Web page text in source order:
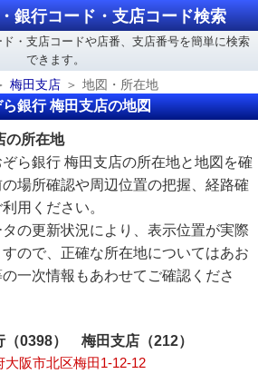
銀行コード・支店コード検索
・支店コードや店番、支店番号を簡単に検索
できます。
梅田支店 地図・所在地
銀行 梅田支店の地図
の所在地
ら銀行 梅田支店の所在地と地図を確
場所確認や周辺位置の把握、経路確
用ください。
の更新状況により、表示位置が実際
ので、正確な所在地についてはあお
一次情報もあわせてご確認くださ
（0398） 梅田支店（212）
大阪市北区梅田1-12-12